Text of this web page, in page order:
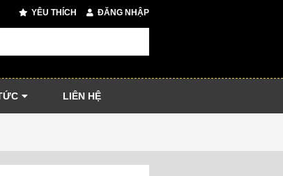
YÊU THÍCH ĐĂNG NHẬP
LIÊN HỆ